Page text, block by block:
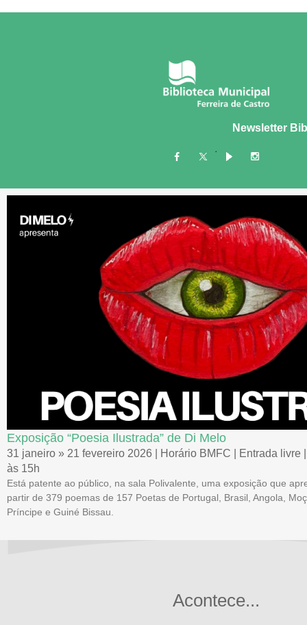
Newsletter
Exposição “Poesia Ilustrada” de Di Melo
31 janeiro » 21 fevereiro 2026 | Horário BMFC | Entrada livre
às 15h
Está patente ao público, na sala Polivalente, uma exposição que
partir de 379 poemas de 157 Poetas de Portugal, Brasil, Angola,
Príncipe e Guiné Bissau.
Acontece...